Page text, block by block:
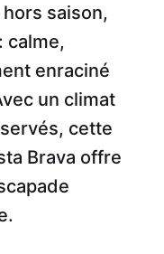
saison,
calme,
enraciné
un climat
cette
Brava offre